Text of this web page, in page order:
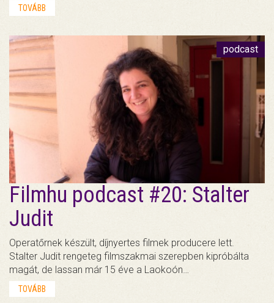
TOVÁBB
podcast
Filmhu podcast #20: Stalter
Judit
Operatőrnek készült, díjnyertes filmek producere lett.
Stalter Judit rengeteg filmszakmai szerepben kipróbálta
magát, de lassan már 15 éve a Laokoón…
TOVÁBB